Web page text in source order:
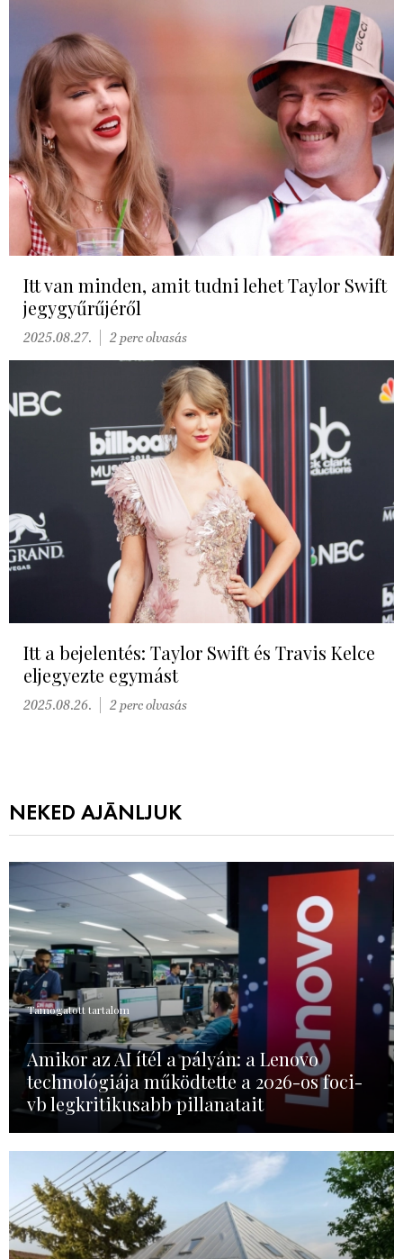
Itt van minden, amit tudni lehet Taylor Swift
jegygyűrűjéről
2025.08.27. 2 perc olvasás
Itt a bejelentés: Taylor Swift és Travis Kelce
eljegyezte egymást
2025.08.26. 2 perc olvasás
NEKED AJÁNLJUK
Támogatott tartalom
Amikor az AI ítél a pályán: a Lenovo
technológiája működtette a 2026-os foci-
vb legkritikusabb pillanatait